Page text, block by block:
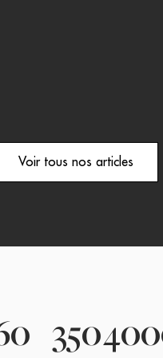
Voir tous nos articles
350